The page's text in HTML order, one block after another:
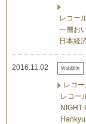
レコー
一層お
日本経
2016.11.02 Web媒体
レコ
レコー
NIGHT